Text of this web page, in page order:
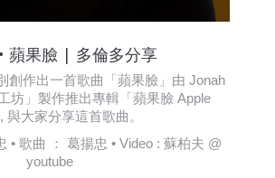
蘋果臉 | 多倫多分享
創作出一首歌曲「蘋果臉」由 Jonah
坊」製作推出專輯「蘋果臉 Apple
與大家分享這首歌曲。
• 歌曲 ： 葛揚忠 • Video : 蘇柏夫 @
youtube